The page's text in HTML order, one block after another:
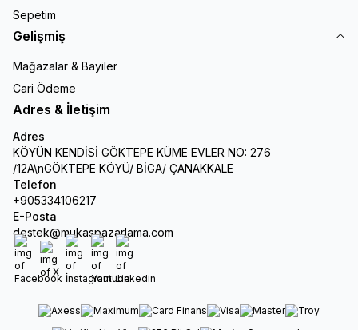
Sepetim
Gelişmiş
Mağazalar & Bayiler
Cari Ödeme
Adres & İletişim
Adres
KÖYÜN KENDİSİ GÖKTEPE KÜME EVLER NO: 276
/12A\nGÖKTEPE KÖYÜ/ BİGA/ ÇANAKKALE
Telefon
+905334106217
E-Posta
destek@mukaspazarlama.com
Facebook
X İnstagram
Youtube